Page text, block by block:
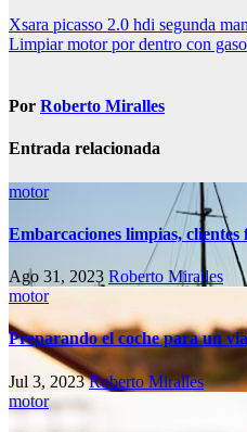
Navegación
de
Xsara picasso 2.0 hdi segunda
Limpiar motor por dentro con
Por Roberto Miralles
Entrada relacionada
motor
Embarcaciones limpias, clientes
Ago 31, 2023 Roberto Miralles
motor
Preparando el coche para un
Jul 3, 2023Roberto Miralles
motor